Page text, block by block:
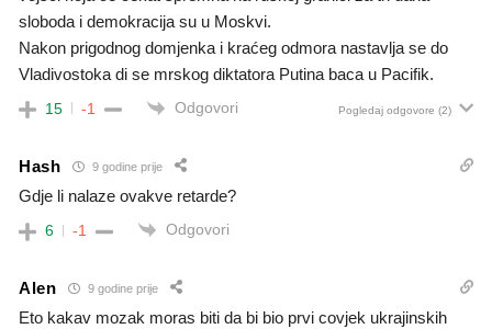
sloboda i demokracija su u Moskvi.
Nakon prigodnog domjenka i kraćeg odmora nastavlja se do
Vladivostoka di se mrskog diktatora Putina baca u Pacifik.
15 -1 Odgovori Pogledaj odgovore (2)
Hash 9 godine prije
Gdje li nalaze ovakve retarde?
6 -1 Odgovori
Alen 9 godine prije
Eto kakav mozak moras biti da bi bio prvi covjek ukrajinskih